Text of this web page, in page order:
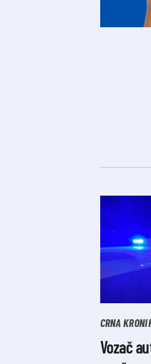
CRNA
Vozač